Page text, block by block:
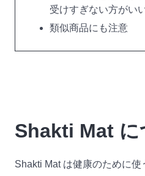
受けすぎない方がい
類似商品にも注意
Shakti Mat に
Shakti Mat は健康のために使